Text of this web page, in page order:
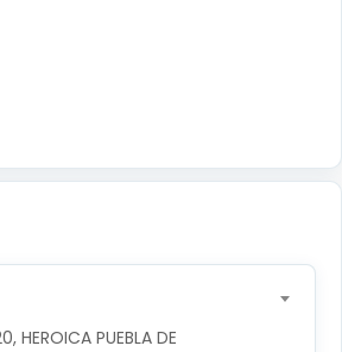
HEROICA PUEBLA DE